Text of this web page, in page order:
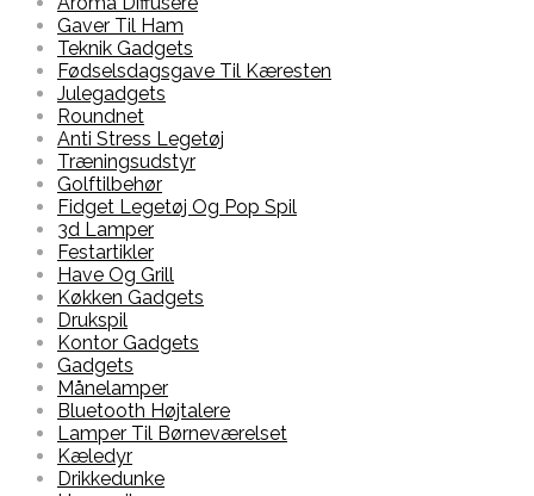
Gaver Til Ham
Teknik Gadgets
Fødselsdagsgave Til Kæresten
Julegadgets
Roundnet
Anti Stress Legetøj
Træningsudstyr
Golftilbehør
Fidget Legetøj Og Pop Spil
3d Lamper
Festartikler
Have Og Grill
Køkken Gadgets
Drukspil
Kontor Gadgets
Gadgets
Månelamper
Bluetooth Højtalere
Lamper Til Børneværelset
Kæledyr
Drikkedunke